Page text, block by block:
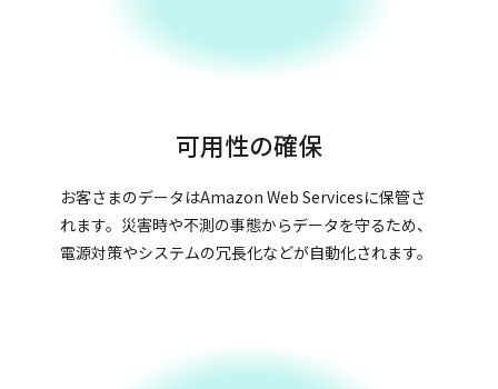
可用性の確保
お客さまのデータはAmazon Web Servicesに保管さ
れます。災害時や不測の事態からデータを守るため、
電源対策やシステムの冗長化などが自動化されます。